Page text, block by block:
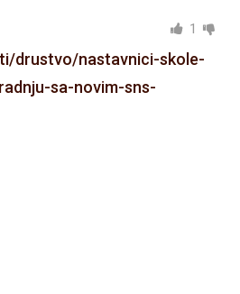
1
drustvo/nastavnici-skole-
sa-novim-sns-